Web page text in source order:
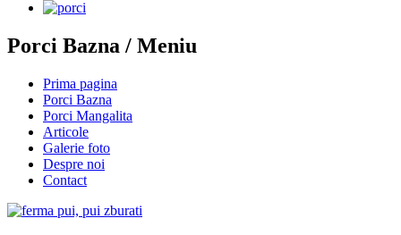
Porci Bazna / Meniu
Prima pagina
Porci Bazna
Porci Mangalita
Articole
Galerie foto
Despre noi
Contact